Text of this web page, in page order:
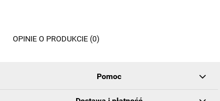
OPINIE O PRODUKCIE (0)
Pomoc